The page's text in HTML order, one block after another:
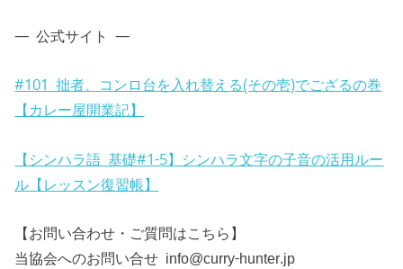
— 公式サイト —
#101 拙者、コンロ台を入れ替える(その壱)でござるの巻
【カレー屋開業記】
【シンハラ語 基礎#1-5】シンハラ文字の子音の活用ルー
ル【レッスン復習帳】
【お問い合わせ・ご質問はこちら】
当協会へのお問い合せ info@curry-hunter.jp